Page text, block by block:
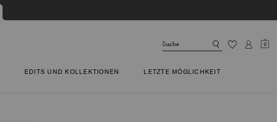
0
EDITS UND KOLLEKTIONEN LETZTE MÖGLICHKEIT